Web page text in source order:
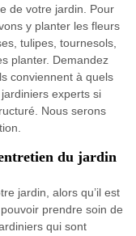
de votre jardin. Pour
y planter les fleurs
tulipes, tournesols,
planter. Demandez
conviennent à quels
experts si
Nous serons
du jardin
jardin, alors qu’il est
prendre soin de
qui sont